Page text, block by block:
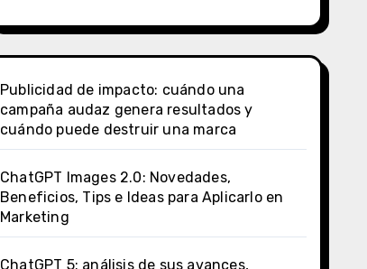
Publicidad de impacto: cuándo una
campaña audaz genera resultados y
cuándo puede destruir una marca
ChatGPT Images 2.0: Novedades,
Beneficios, Tips e Ideas para Aplicarlo en
Marketing
ChatGPT 5: análisis de sus avances,